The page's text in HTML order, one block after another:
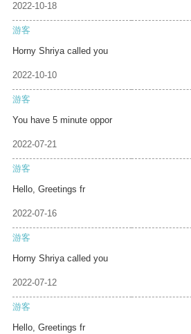
2022-10-18
游客
Horny Shriya called you
2022-10-10
游客
You have 5 minute oppor
2022-07-21
游客
Hello, Greetings fr
2022-07-16
游客
Horny Shriya called you
2022-07-12
游客
Hello, Greetings fr